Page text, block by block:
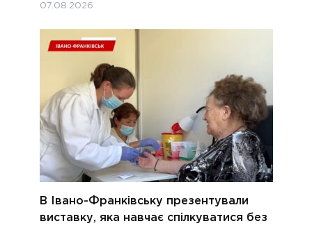
07.08.2026
В Івано-Франківську презентували
виставку, яка навчає спілкуватися без